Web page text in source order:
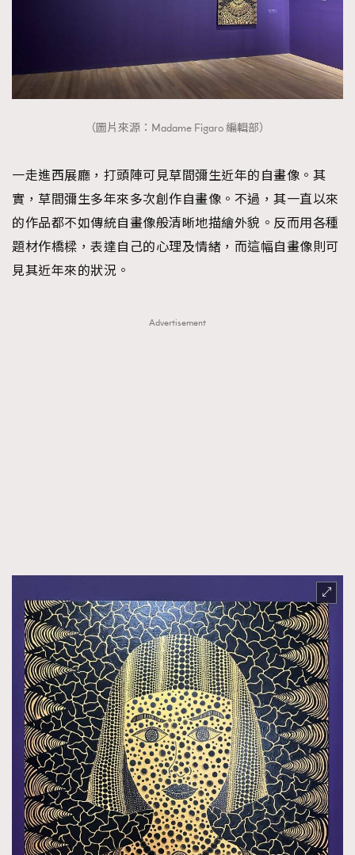
（圖片來源：Madame Figaro 編輯部）
一走進西展廳，打頭陣可見草間彌生近年的自畫像。其
實，草間彌生多年來多次創作自畫像。不過，其一直以來
的作品都不如傳統自畫像般清晰地描繪外貌。反而用各種
題材作橋樑，表達自己的心理及情緒，而這幅自畫像則可
見其近年來的狀況。
Advertisement